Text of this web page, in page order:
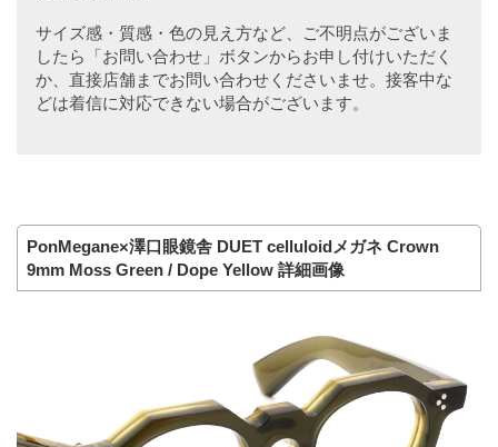
サイズ感・質感・色の見え方など、ご不明点がございま
したら「お問い合わせ」ボタンからお申し付けいただく
か、直接店舗までお問い合わせくださいませ。接客中な
どは着信に対応できない場合がございます。
PonMegane×澤口眼鏡舎 DUET celluloidメガネ Crown
9mm Moss Green / Dope Yellow 詳細画像